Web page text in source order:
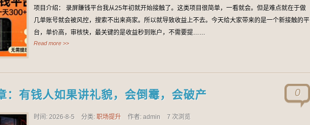
项目介绍： 录屏賺钱平台我从25年初就开始接触了。这类项目很简单，一看就会。但是难点就在于做
几单账号就会被风控，搜索不出来商家。所以就导致收益上不去。今天给大家带来的是一个新接触的平
台，单价高，审核快，最关键的是收益秒到账户，不需要提……
Read more >>
：有钱人如果讲礼貌，会倒霉，会破产
时间: 2026-8-5 分类: 职场提升 作者: admin
7 次浏览
0